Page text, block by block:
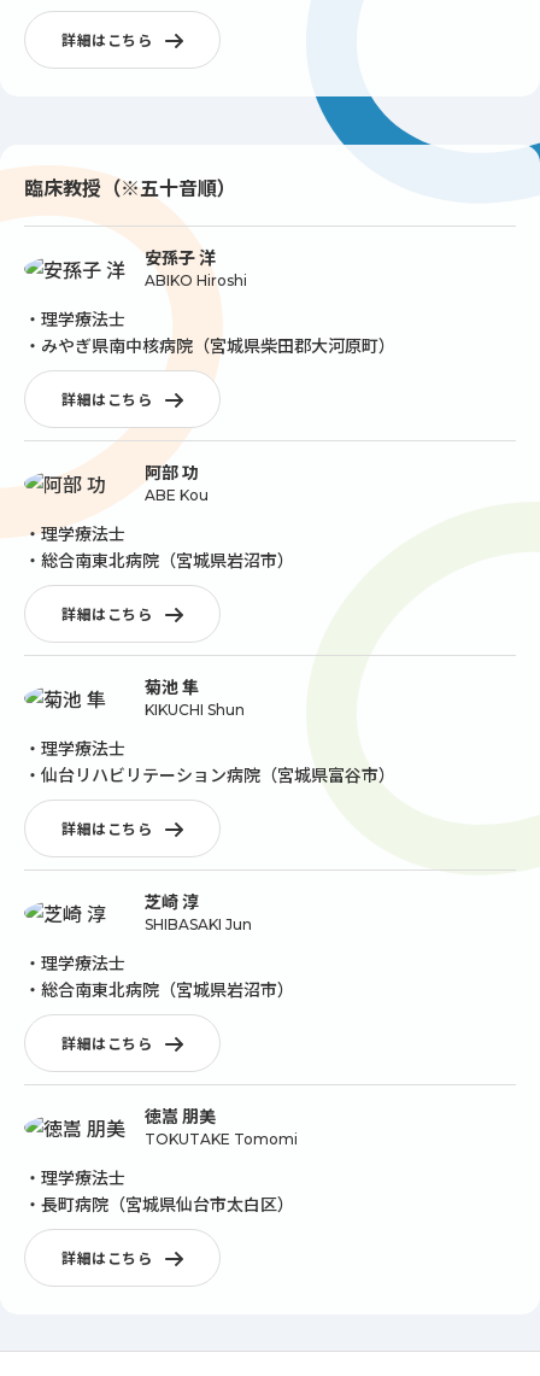
詳細はこちら
臨床教授（※五十音順）
安孫子 洋
ABIKO Hiroshi
・理学療法士
・みやぎ県南中核病院（宮城県柴田郡大河原町）
詳細はこちら
阿部 功
ABE Kou
・理学療法士
・総合南東北病院（宮城県岩沼市）
詳細はこちら
菊池 隼
KIKUCHI Shun
・理学療法士
・仙台リハビリテーション病院（宮城県富谷市）
詳細はこちら
芝崎 淳
SHIBASAKI Jun
・理学療法士
・総合南東北病院（宮城県岩沼市）
詳細はこちら
徳嵩 朋美
TOKUTAKE Tomomi
・理学療法士
・長町病院（宮城県仙台市太白区）
詳細はこちら